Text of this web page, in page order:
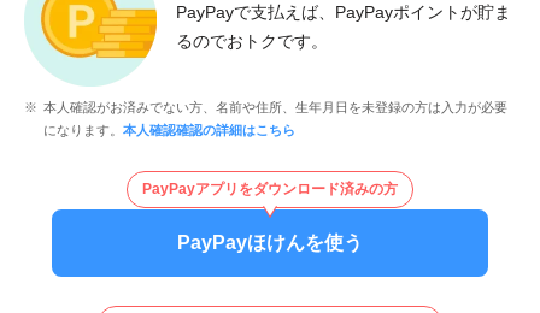
PayPayで支払えば、PayPayポイントが貯ま
るのでおトクです。
本人確認がお済みでない方、名前や住所、生年月日を未登録の方は入力が必要
になります。 本人確認確認の詳細はこちら
PayPayアプリをダウンロード済みの方
PayPayほけんを使う